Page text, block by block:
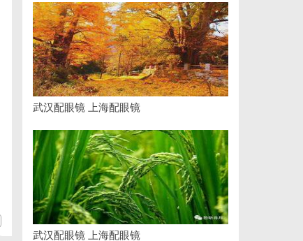
武汉配眼镜 上海配眼镜
武汉配眼镜 上海配眼镜